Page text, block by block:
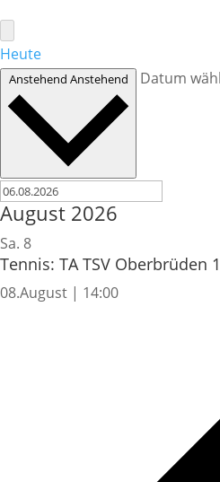
Heute
Anstehend Anstehend Datum
August 2026
Sa. 8
Tennis: TA TSV Oberbrüden
08.August | 14:00